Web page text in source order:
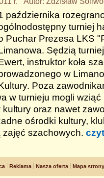
października
turniej
Puchar Prezesa LKS
Sędzią
instruktor koła
w
Poza
w turnieju mogli
oraz nawet
ośrodki kultury,
szachowych.
Reklama Nasza oferta Mapa strony